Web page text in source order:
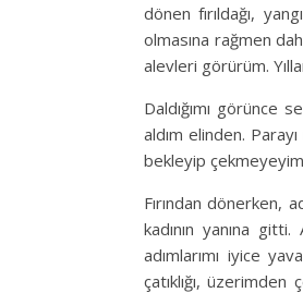
dönen fırıldağı,
olmasına rağmen
alevleri görürüm.
Daldığımı görünce
aldım elinden.
bekleyip çekmeyeyim
Fırından dönerken,
kadının yanına
adımlarımı iyice
çatıklığı,